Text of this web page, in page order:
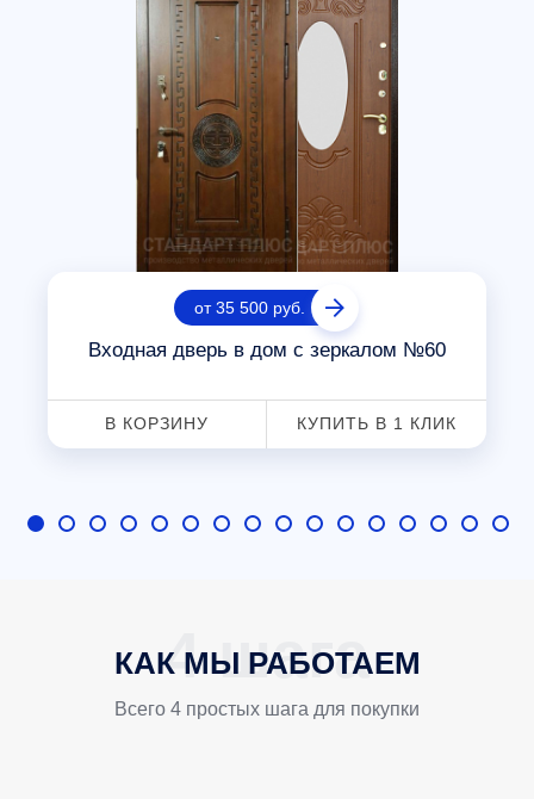
от 35 500 руб.
Входная дверь в дом с зеркалом №60
В КОРЗИНУ КУПИТЬ В 1 КЛИК
КАК МЫ РАБОТАЕМ
Всего 4 простых шага для покупки